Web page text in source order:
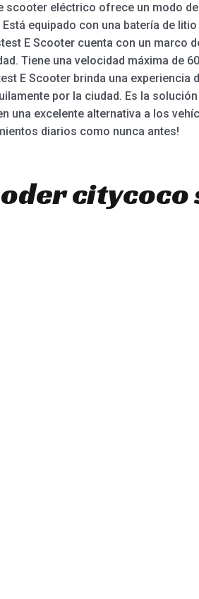
scooter eléctrico ofrece un modo
equipado con una batería de
E Scooter cuenta con un marco
Tiene una velocidad máxima de
E Scooter brinda una experiencia
por la ciudad. Es la
excelente alternativa a los
diarios como nunca antes!
citycoco